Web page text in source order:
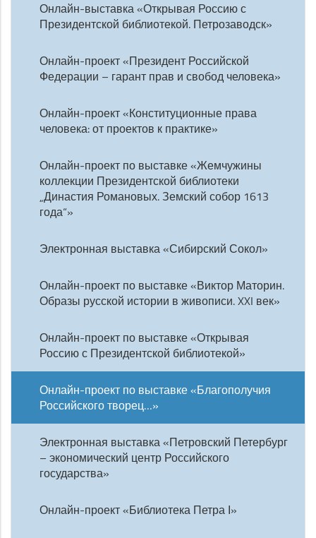
Онлайн-выставка «Открывая Россию с
Президентской библиотекой. Петрозаводск»
Онлайн-проект «Президент Российской
Федерации – гарант прав и свобод человека»
Онлайн-проект «Конституционные права
человека: от проектов к практике»
Онлайн-проект по выставке «Жемчужины
коллекции Президентской библиотеки
„Династия Романовых. Земский собор 1613
года“»
Электронная выставка «Сибирский Сокол»
Онлайн-проект по выставке «Виктор Маторин.
Образы русской истории в живописи. XXI век»
Онлайн-проект по выставке «Открывая
Россию с Президентской библиотекой»
Онлайн-проект по выставке «Благополучия
Российского творец…»
Электронная выставка «Петровский Петербург
– экономический центр Российского
государства»
Онлайн-проект «Библиотека Петра Ι»